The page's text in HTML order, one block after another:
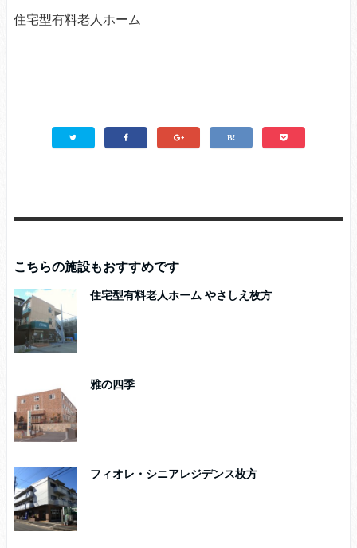
住宅型有料老人ホーム
こちらの施設もおすすめです
住宅型有料老人ホーム やさしえ枚方
雅の四季
フィオレ・シニアレジデンス枚方